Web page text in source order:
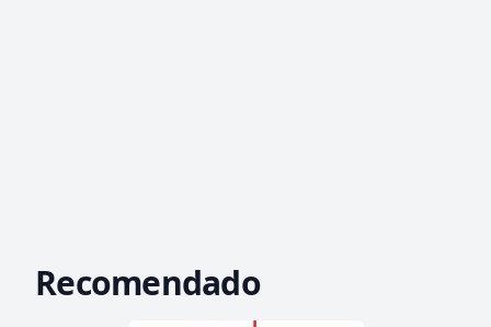
Recomendado